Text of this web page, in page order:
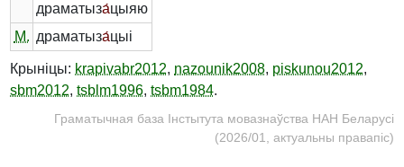
драматыза́цыяю
М. драматыза́цыі
Крыніцы: krapivabr2012, nazounik2008, piskunou2012,
sbm2012, tsblm1996, tsbm1984.
Граматычная база Інстытута мовазнаўства НАН Беларусі
(2026/01, актуальны правапіс)